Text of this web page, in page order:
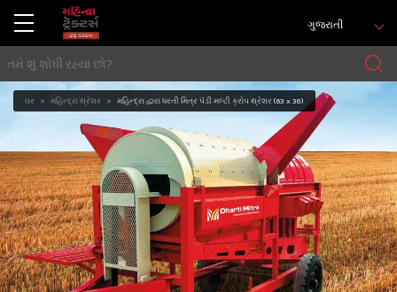
ગુજરાતી
ઘર મહિન્દ્રા થ્રેશર મહિન્દ્રા દ્વારા ધરતી મિત્ર પૅડી મલ્ટી ક્રોપ થ્રેશર (63 x 36)